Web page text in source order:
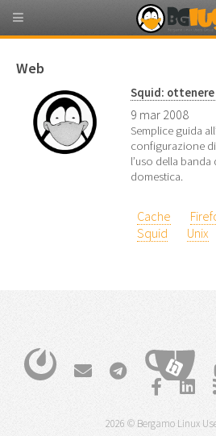
Web
Squid: ottenere
9 mar 2008
Semplice guida
configurazione
l’uso della
domestica.
Cache
Squid
Unix
2026 © Bergamo Linux